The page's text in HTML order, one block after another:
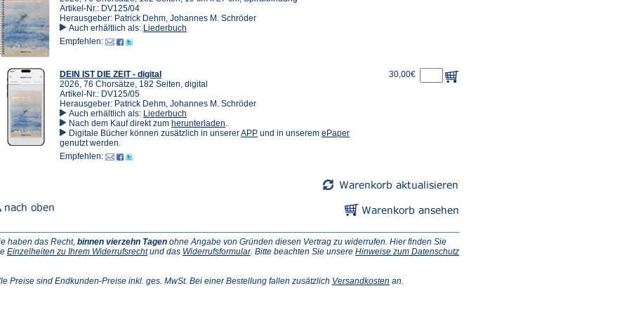
Artikel-Nr.: DV125/04
Herausgeber: Patrick Dehm, Johannes M. Schröder
Auch erhältlich als: Liederbuch
Empfehlen:
DEIN IST DIE ZEIT - digital
2026, 76 Chorsätze, 182 Seiten, digital
Artikel-Nr.: DV125/05
Herausgeber: Patrick Dehm, Johannes M. Schröder
Auch erhältlich als: Liederbuch
Nach dem Kauf direkt zum herunterladen
in
.
Digitale Bücher können zusätzlich in unsererAPP(Öffnet
und in unserem ePaper(Öffnet
genutzt werden.
Empfehlen:
30,00€
haben das Recht, binnen vierzehn Tagen ohne Angabe von Gründen diesen Vertrag zu widerrufen. Hier finden Sie
Einzelheiten zu Ihrem Widerrufsrecht(Öffnet
neuen
und das Widerrufsformular(Öffnet
neuen
. Bitte beachten Sie unsere Hinweise zum Datenschutz
Preise sind Endkunden-Preise inkl. ges. MwSt. Bei einer Bestellung fallen zusätzlich Versandkosten (Öffnet
an.